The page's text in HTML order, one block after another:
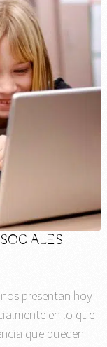
presentan hoy
en lo que
que pueden